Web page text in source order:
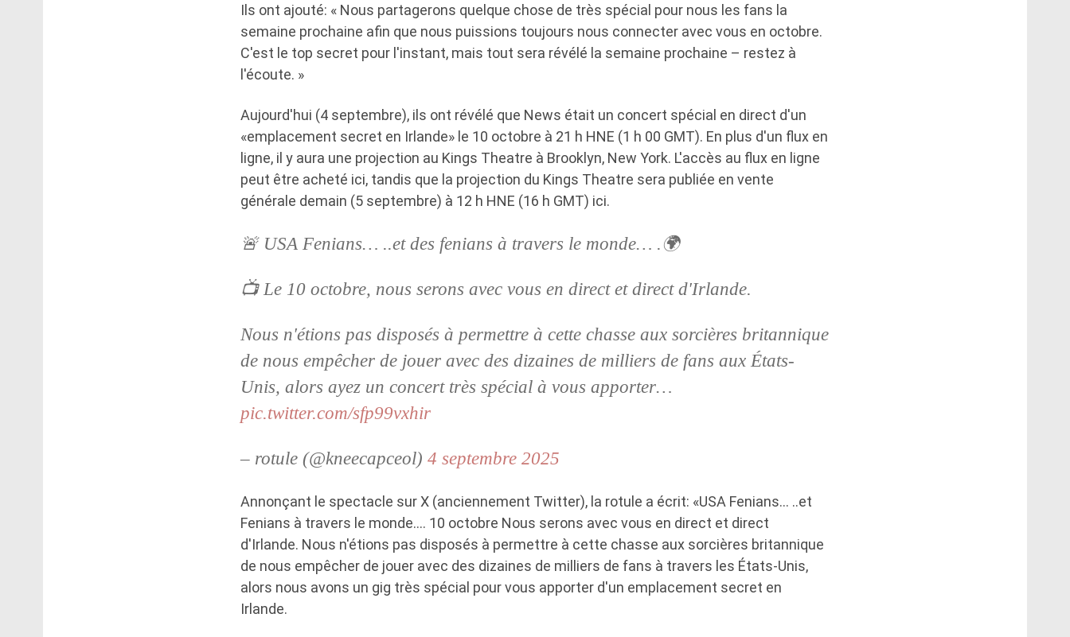
Ils ont ajouté: « Nous partagerons quelque chose de très spécial pour nous les fans la
semaine prochaine afin que nous puissions toujours nous connecter avec vous en octobre.
C'est le top secret pour l'instant, mais tout sera révélé la semaine prochaine – restez à
l'écoute. »
Aujourd'hui (4 septembre), ils ont révélé que News était un concert spécial en direct d'un
«emplacement secret en Irlande» le 10 octobre à 21 h HNE (1 h 00 GMT). En plus d'un flux en
ligne, il y aura une projection au Kings Theatre à Brooklyn, New York. L'accès au flux en ligne
peut être acheté ici, tandis que la projection du Kings Theatre sera publiée en vente
générale demain (5 septembre) à 12 h HNE (16 h GMT) ici.
🚨 USA Fenians… ..et des fenians à travers le monde… .🌍
📺 Le 10 octobre, nous serons avec vous en direct et direct d'Irlande.
Nous n'étions pas disposés à permettre à cette chasse aux sorcières britannique
de nous empêcher de jouer avec des dizaines de milliers de fans aux États-
Unis, alors ayez un concert très spécial à vous apporter…
pic.twitter.com/sfp99vxhir
– rotule (@kneecapceol) 4 septembre 2025
Annonçant le spectacle sur X (anciennement Twitter), la rotule a écrit: «USA Fenians… ..et
Fenians à travers le monde…. 10 octobre Nous serons avec vous en direct et direct
d'Irlande. Nous n'étions pas disposés à permettre à cette chasse aux sorcières britannique
de nous empêcher de jouer avec des dizaines de milliers de fans à travers les États-Unis,
alors nous avons un gig très spécial pour vous apporter d'un emplacement secret en
Irlande.